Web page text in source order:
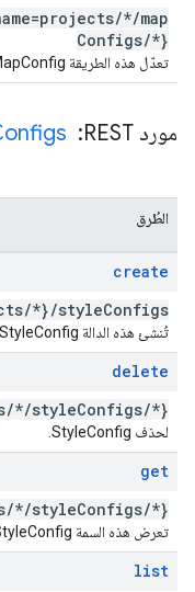
/*/map
Configs/*}
تعدّل هذه الطريقة MapConfig.
مورد REST: ‏
الطُرق
create
/*}/styleConfigs
تُنشئ هذه الدالة StyleConfig.
delete
/*/styleConfigs/*}
لحذف StyleConfig.
get
/*/styleConfigs/*}
تعرض هذه السمة StyleConfig.
list